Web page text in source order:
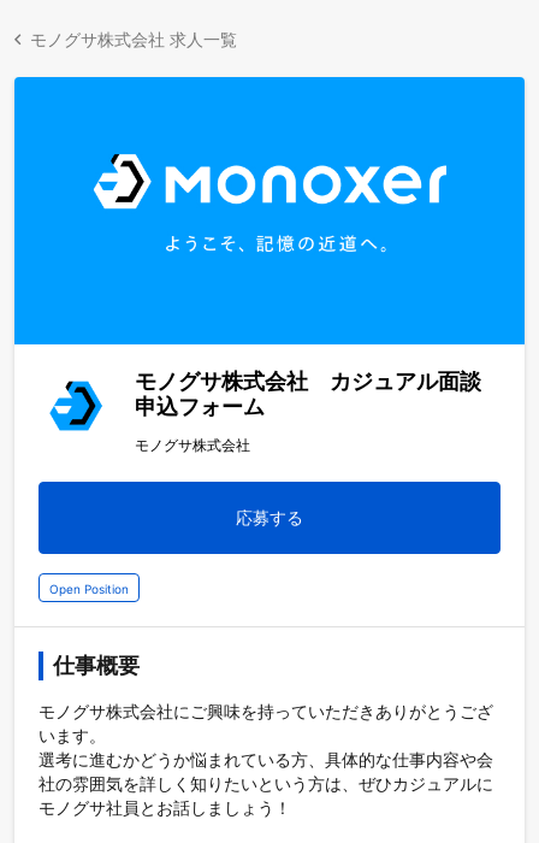
モノグサ株式会社 求人一覧
モノグサ株式会社 カジュアル面談
申込フォーム
モノグサ株式会社
応募する
Open Position
仕事概要
モノグサ株式会社にご興味を持っていただきありがとうござ
います。
選考に進むかどうか悩まれている方、具体的な仕事内容や会
社の雰囲気を詳しく知りたいという方は、ぜひカジュアルに
モノグサ社員とお話しましょう！